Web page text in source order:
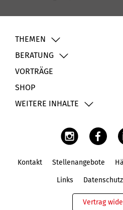
THEMEN
BERATUNG
VORTRÄGE
SHOP
WEITERE INHALTE
Kontakt Stellenangebote
Links Datenschutz
Vertrag